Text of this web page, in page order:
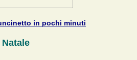
in pochi minuti